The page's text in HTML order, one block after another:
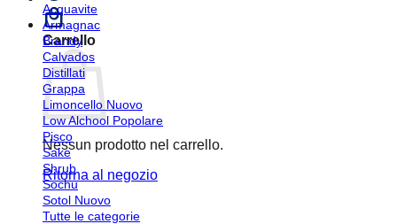
Carrello
Nessun prodotto nel carrello.
Ritorna al negozio
Acquavite
Armagnac
Brandy
Calvados
Distillati
Grappa
Limoncello
Low Alchool
Pisco
Sake
Shrub
Sochu
Sotol
Tutte le categorie